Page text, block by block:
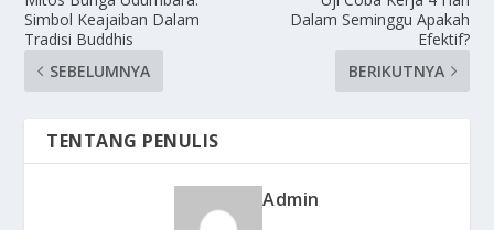
Simbol Keajaiban Dalam
Tradisi Buddhis
SEBELUMNYA
Dalam Seminggu Apakah
Efektif?
BERIKUTNYA
TENTANG PENULIS
Admin